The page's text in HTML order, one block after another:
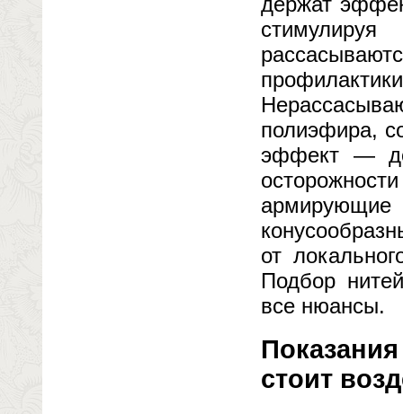
полиэфира,
эффект — до
от
Подбор
все нюансы.
стоит